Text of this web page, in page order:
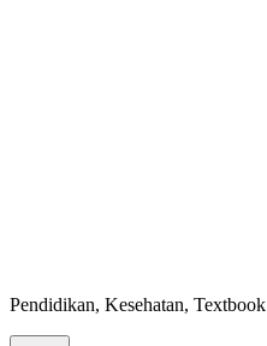
Pendidikan, Kesehatan, Textbook